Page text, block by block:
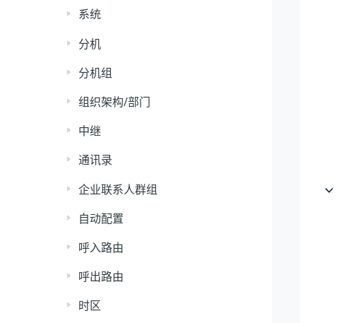
系统
分机
分机组
组织架构/部门
中继
通讯录
企业联系人群组
自动配置
呼入路由
呼出路由
时区